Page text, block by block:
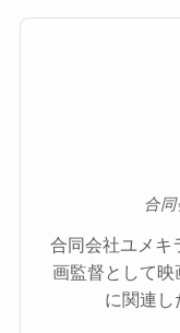
合
合同会社ユメキ
画監督として
に関連し